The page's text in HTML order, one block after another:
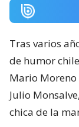
Tras varios
de humor
Mario Moreno
Julio Monsalve,
chica de la